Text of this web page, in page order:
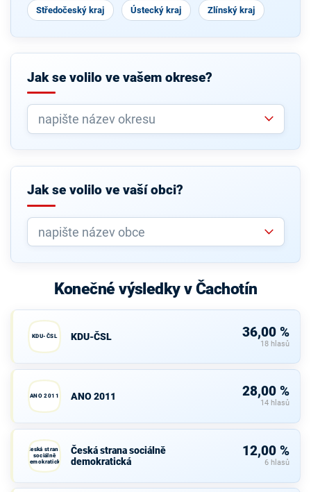
Středočeský kraj Ústecký kraj Zlínský kraj
Jak se volilo ve vašem okrese?
Jak se volilo ve vaší obci?
Konečné výsledky v Čachotín
KDU-ČSL KDU-ČSL 36,00 %
18 hlasů
ANO 2011 ANO 2011 28,00 %
14 hlasů
Česká strana
sociálně
demokratická
Česká strana sociálně
demokratická
12,00 %
6 hlasů